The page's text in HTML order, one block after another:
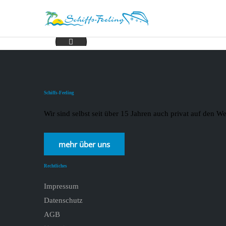
teaserbox_2484622514
Schiffs-Feeling
Wir sind selbst seit über 15 Jahren auch privat auf den
mehr über uns
Rechtliches
Impressum
Datenschutz
AGB